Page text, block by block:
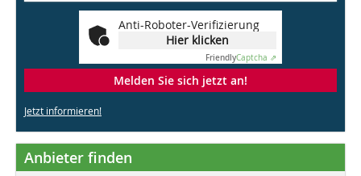
Anti-Roboter-Verifizierung
Hier klicken
FriendlyCaptcha ⇗
Melden Sie sich jetzt an!
Jetzt informieren!
Anbieter finden